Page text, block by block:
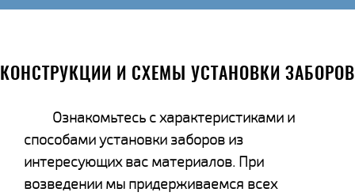
КОНСТРУКЦИИ И СХЕМЫ УСТАНОВКИ ЗАБОРОВ
Ознакомьтесь с характеристиками и
способами установки заборов из
интересующих вас материалов. При
возведении мы придерживаемся всех